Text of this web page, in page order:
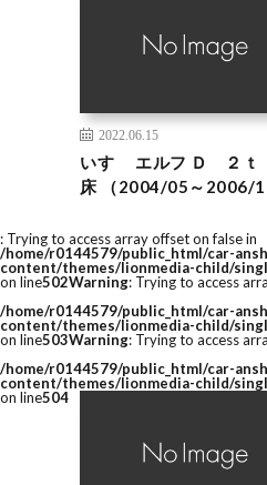
2022.06.15
いすゞ エルフ Ｄ ２
床 （2004/05～2006/
: Trying to access array offset on false in
/home/r0144579/public_html/car-
content/themes/lionmedia-child/
on line502Warning: Trying to access
/home/r0144579/public_html/car-
content/themes/lionmedia-child/
on line503Warning: Trying to access
/home/r0144579/public_html/car-
content/themes/lionmedia-child/
on line504